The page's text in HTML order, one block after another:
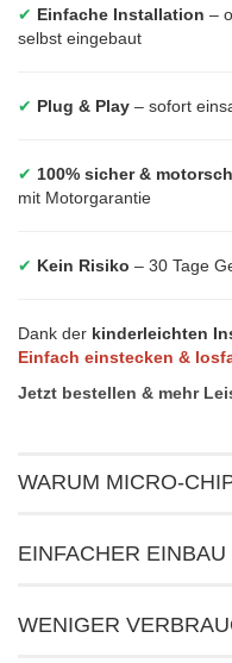
✔ Einfache Installation –
selbst eingebaut
✔ Plug & Play – sofort
✔ 100% sicher &
mit Motorgarantie
✔ Kein Risiko – 30 Tage
Dank der kinderleichten
Einfach einstecken &
Jetzt bestellen & mehr
WARUM MICRO-
EINFACHER EINBAU
WENIGER